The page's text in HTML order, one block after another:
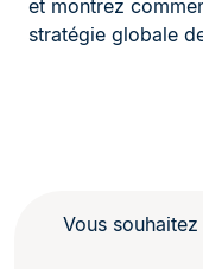
et montrez
stratégie globale
Vous